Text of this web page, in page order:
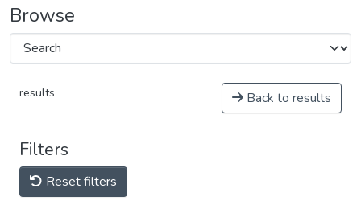
Browse
results Back to results
Filters
Reset filters